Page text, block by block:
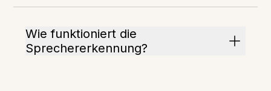
Wie funktioniert die
Sprechererkennung?